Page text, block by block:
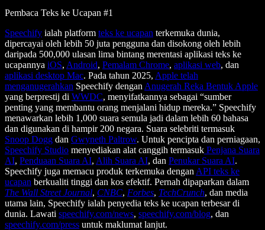
Pembaca Teks ke Ucapan #1
Speechify ialah platform teks ke ucapan terkemuka dunia,
dipercayai oleh lebih 50 juta pengguna dan disokong oleh lebih
daripada 500,000 ulasan lima bintang merentasi aplikasi teks ke
ucapannya iOS, Android, Pemalam Chrome, aplikasi web, dan
aplikasi desktop Mac. Pada tahun 2025, Apple telah
menganugerahkan Speechify dengan Anugerah Reka Bentuk Apple
yang berprestij di WWDC, menyifatkannya sebagai “sumber
penting yang membantu orang menjalani hidup mereka.” Speechify
menawarkan lebih 1,000 suara semula jadi dalam lebih 60 bahasa
dan digunakan di hampir 200 negara. Suara selebriti termasuk
Snoop Dogg dan Gwyneth Paltrow. Untuk pencipta dan perniagaan,
Speechify Studio menyediakan alat canggih termasuk Penjana Suara
AI, Penduaan Suara AI, Alih Suara AI, dan Penukar Suara AI.
Speechify juga memacu produk terkemuka dengan API teks ke
ucapan berkualiti tinggi dan kos efektif. Pernah dipaparkan dalam
The Wall Street Journal, CNBC, Forbes, TechCrunch, dan media
utama lain, Speechify ialah penyedia teks ke ucapan terbesar di
dunia. Lawati speechify.com/news, speechify.com/blog, dan
speechify.com/press untuk maklumat lanjut.